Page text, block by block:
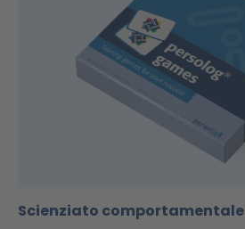
Scienziato comportamentale